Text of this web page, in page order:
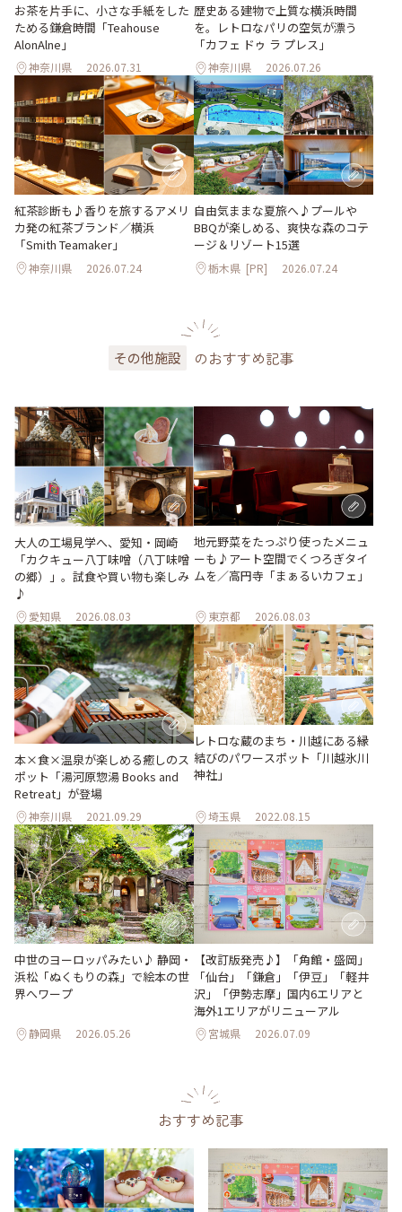
お茶を片手に、小さな手紙をした
ためる鎌倉時間「Teahouse
AlonAlne」
神奈川県 2026.07.31
歴史ある建物で上質な横浜時間
を。レトロなパリの空気が漂う
「カフェ ドゥ ラ プレス」
神奈川県 2026.07.26
紅茶診断も♪香りを旅するアメリ
カ発の紅茶ブランド／横浜
「Smith Teamaker」
神奈川県 2026.07.24
自由気ままな夏旅へ♪プールや
BBQが楽しめる、爽快な森のコテ
ージ＆リゾート15選
栃木県 [PR] 2026.07.24
その他施設 のおすすめ記事
大人の工場見学へ、愛知・岡崎
「カクキュー八丁味噌（八丁味噌
の郷）」。試食や買い物も楽しみ
♪
愛知県 2026.08.03
地元野菜をたっぷり使ったメニュ
ーも♪アート空間でくつろぎタイ
ムを／高円寺「まぁるいカフェ」
東京都 2026.08.03
本×食×温泉が楽しめる癒しのス
ポット「湯河原惣湯 Books and
Retreat」が登場
神奈川県 2021.09.29
レトロな蔵のまち・川越にある縁
結びのパワースポット「川越氷川
神社」
埼玉県 2022.08.15
中世のヨーロッパみたい♪ 静岡・
浜松「ぬくもりの森」で絵本の世
界へワープ
静岡県 2026.05.26
【改訂版発売♪】「角館・盛岡」
「仙台」「鎌倉」「伊豆」「軽井
沢」「伊勢志摩」国内6エリアと
海外1エリアがリニューアル
宮城県 2026.07.09
おすすめ記事